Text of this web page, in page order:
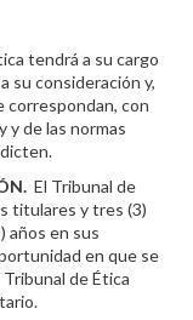
tendrá a su cargo
su consideración y,
correspondan, con
y de las normas
El Tribunal de
titulares y tres (3)
años en sus
en que se
de Ética